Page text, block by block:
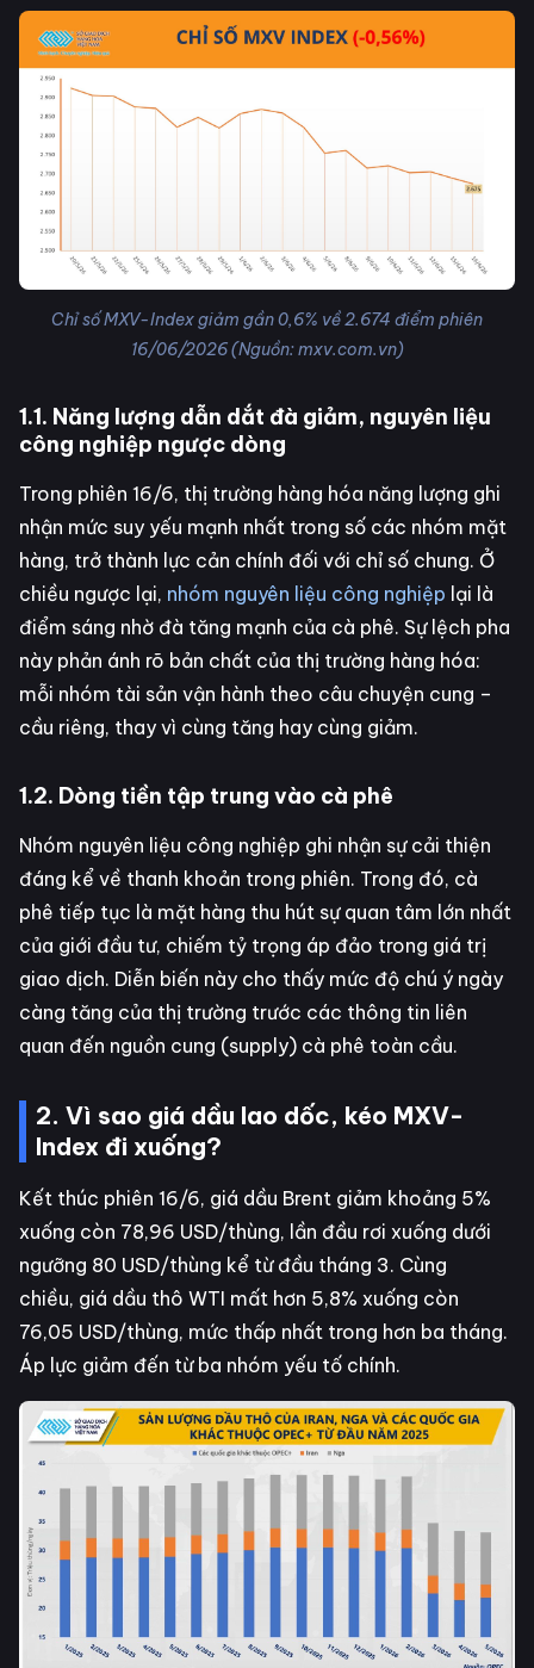
Chỉ số MXV-Index giảm gần 0,6% về 2.674 điểm phiên
16/06/2026 (Nguồn: mxv.com.vn)
1.1. Năng lượng dẫn dắt đà giảm, nguyên liệu
công nghiệp ngược dòng
Trong phiên 16/6, thị trường hàng hóa năng lượng ghi
nhận mức suy yếu mạnh nhất trong số các nhóm mặt
hàng, trở thành lực cản chính đối với chỉ số chung. Ở
chiều ngược lại, nhóm nguyên liệu công nghiệp lại là
điểm sáng nhờ đà tăng mạnh của cà phê. Sự lệch pha
này phản ánh rõ bản chất của thị trường hàng hóa:
mỗi nhóm tài sản vận hành theo câu chuyện cung –
cầu riêng, thay vì cùng tăng hay cùng giảm.
1.2. Dòng tiền tập trung vào cà phê
Nhóm nguyên liệu công nghiệp ghi nhận sự cải thiện
đáng kể về thanh khoản trong phiên. Trong đó, cà
phê tiếp tục là mặt hàng thu hút sự quan tâm lớn nhất
của giới đầu tư, chiếm tỷ trọng áp đảo trong giá trị
giao dịch. Diễn biến này cho thấy mức độ chú ý ngày
càng tăng của thị trường trước các thông tin liên
quan đến nguồn cung (supply) cà phê toàn cầu.
2. Vì sao giá dầu lao dốc, kéo MXV-
Index đi xuống?
Kết thúc phiên 16/6, giá dầu Brent giảm khoảng 5%
xuống còn 78,96 USD/thùng, lần đầu rơi xuống dưới
ngưỡng 80 USD/thùng kể từ đầu tháng 3. Cùng
chiều, giá dầu thô WTI mất hơn 5,8% xuống còn
76,05 USD/thùng, mức thấp nhất trong hơn ba tháng.
Áp lực giảm đến từ ba nhóm yếu tố chính.